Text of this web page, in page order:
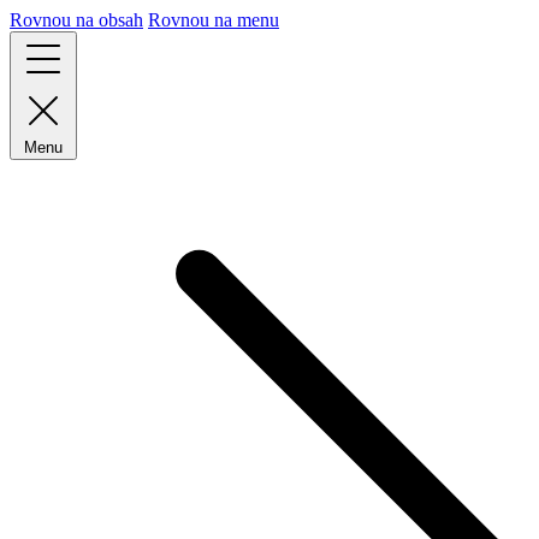
Rovnou na obsah Rovnou na menu
Menu